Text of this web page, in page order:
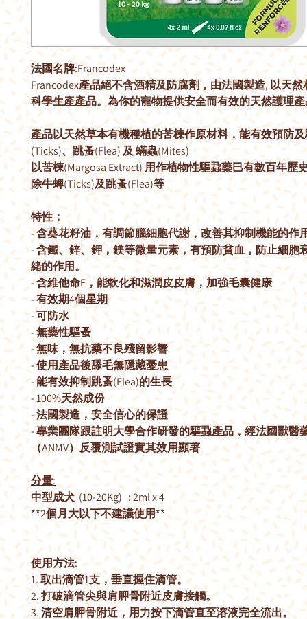
法國名牌:Francodex
Francodex產品絕不含酒精及防腐劑，由法國製造,以天然
科學生產產品。為你的寵物提供安全而有效的天然護理
產品以天然草本有機種植的苦楝作原材料，能有效預防
(Ticks)、跳蚤(Flea)及 蟎蟲(Mites)
以苦楝(Margosa Extract)用作植物性驅蝨藥巳有數百年歷
除牛蜱(Ticks)及跳蚤(Flea)等
特性：
-含葵花籽油，有調節腦細胞代謝，改善其抑制機能的作
-含鐵、鋅、鉀，鎂等微量元素，有預防貧血，防止細胞
緒的作用。
-含維他命E，能軟化和滋潤⽪皮膚，加強毛囊健康
-有效期4個星期
-可防水
-無藥性驅蚤
-無味，無抗藥不良殘留影響
-使用產品後舔毛無隱藏憂患
-能有效抑制跳蚤(Flea)的生長
- 100%天然成份
-法國製造，安全信心的保證
-專業團隊跟註明大學合作研發的驅蝨產品，經法國獸醫
（ANMV）反覆測試證實其效用顯著
分量:
中型成犬(10-20Kg) : 2ml x 4
**2個月大以下不建議使用**
使用方法:
1.取出滴管1支，垂直握住滴管。
2.打破滴管尖與肩胛骨附近皮膚接觸。
3.清空肩胛骨附近，用力按下滴管直至溶液完全流出。